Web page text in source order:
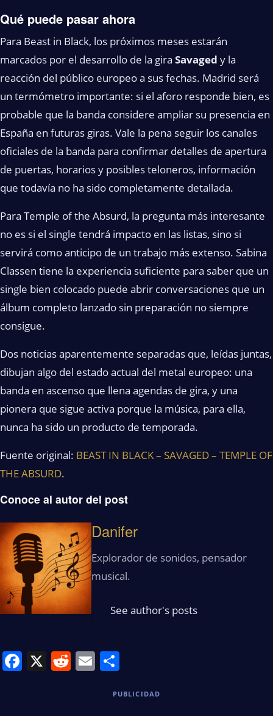
Qué puede pasar ahora
Para Beast in Black, los próximos meses estarán
marcados por el desarrollo de la gira Savaged y la
reacción del público europeo a sus fechas. Madrid será
un termómetro importante: si el aforo responde bien, es
probable que la banda considere ampliar su presencia en
España en futuras giras. Vale la pena seguir los canales
oficiales de la banda para confirmar detalles de apertura
de puertas, horarios y posibles teloneros, información
que todavía no ha sido completamente detallada.
Para Temple of the Absurd, la pregunta más interesante
no es si el single tendrá impacto en las listas, sino si
servirá como anticipo de un trabajo más extenso. Sabina
Classen tiene la experiencia suficiente para saber que un
single bien colocado puede abrir conversaciones que un
álbum completo lanzado sin preparación no siempre
consigue.
Dos noticias aparentemente separadas que, leídas juntas,
dibujan algo del estado actual del metal europeo: una
banda en ascenso que llena agendas de gira, y una
pionera que sigue activa porque la música, para ella,
nunca ha sido un producto de temporada.
Fuente original: BEAST IN BLACK – SAVAGED – TEMPLE OF
THE ABSURD.
Conoce al autor del post
Danifer
Explorador de sonidos, pensador
musical.
See author's posts
Facebook
X Reddit
Email
PUBLICIDAD